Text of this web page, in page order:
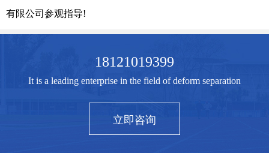
有限公司参观指导!
18121019399
It is a leading enterprise in the field of deform separation
立即咨询